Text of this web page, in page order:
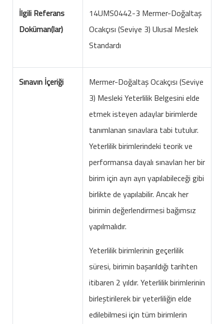
İlgili Referans
Doküman(lar)
14UMS0442-3 Mermer-Doğaltaş
Ocakçısı (Seviye 3) Ulusal Meslek
Standardı
Sınavın İçeriği
Mermer-Doğaltaş Ocakçısı (Seviye
3) Mesleki Yeterlilik Belgesini elde
etmek isteyen adaylar birimlerde
tanımlanan sınavlara tabi tutulur.
Yeterlilik birimlerindeki teorik ve
performansa dayalı sınavları her bir
birim için ayrı ayrı yapılabileceği gibi
birlikte de yapılabilir. Ancak her
birimin değerlendirmesi bağımsız
yapılmalıdır.
Yeterlilik birimlerinin geçerlilik
süresi, birimin başarıldığı tarihten
itibaren 2 yıldır. Yeterlilik birimlerinin
birleştirilerek bir yeterliliğin elde
edilebilmesi için tüm birimlerin